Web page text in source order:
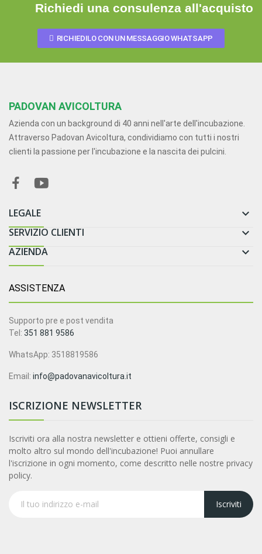
Richiedi una consulenza all'acquisto
RICHIEDILO CON UN MESSAGGIO WHATSAPP
PADOVAN AVICOLTURA
Azienda con un background di 40 anni nell'arte dell'incubazione.
Attraverso Padovan Avicoltura, condividiamo con tutti i nostri
clienti la passione per l'incubazione e la nascita dei pulcini.
LEGALE 
SERVIZIO CLIENTI 
AZIENDA 
ASSISTENZA
Supporto pre e post vendita
Tel: 351 881 9586
WhatsApp: 3518819586
Email: info@padovanavicoltura.it
ISCRIZIONE NEWSLETTER
Iscriviti ora alla nostra newsletter e ottieni offerte, consigli e
molto altro sul mondo dell'incubazione! Puoi annullare
l'iscrizione in ogni momento, come descritto nelle nostre privacy
policy.
Iscriviti